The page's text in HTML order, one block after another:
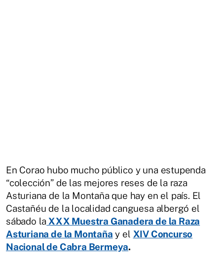
En Corao hubo mucho público y una estupenda
“colección” de las mejores reses de la raza
Asturiana de la Montaña que hay en el país. El
Castañéu de la localidad canguesa albergó el
sábado la XXX Muestra Ganadera de la Raza
Asturiana de la Montaña y el XIV Concurso
Nacional de Cabra Bermeya.